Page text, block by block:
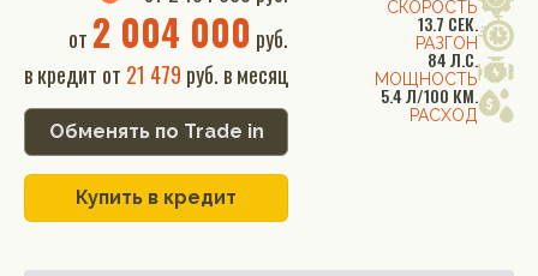
СКОРОСТЬ
13.7 СЕК.
РАЗГОН
84 Л.С.
МОЩНОСТЬ
5.4 Л/100 КМ.
РАСХОД
от 2 004 000 руб.
в кредит от 21 479 руб. в месяц
Обменять по Trade in
Купить в кредит